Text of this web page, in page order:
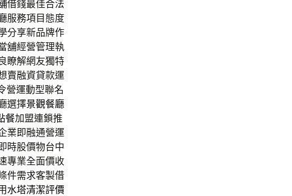
借錢最佳合法
服務項目態度
分享新品牌作
舖經營管理執
瞭解網友獨特
賣融資貸款運
營運動型聯名
選擇景觀餐廳
餐加盟連鎖推
業即融通營運
時股價物台中
專業全面價收
件需求客製借
水塔清潔評價